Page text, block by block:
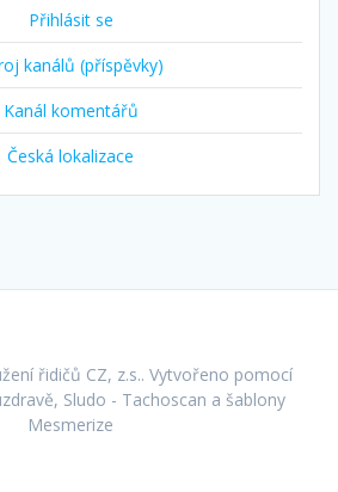
Přihlásit se
kanálů (příspěvky)
Kanál komentářů
Česká lokalizace
řidičů CZ, z.s.. Vytvořeno pomocí
, Sludo - Tachoscan a šablony
Mesmerize